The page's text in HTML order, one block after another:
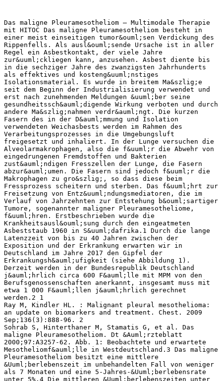
Das maligne Pleuramesotheliom – Multimodale Therapie
mit HITOC Das maligne Pleuramesotheliom besteht in
einer meist einseitigen tumor&ouml;sen Verdickung des
Rippenfells. Als ausl&ouml;sende Ursache ist in aller
Regel ein Asbestkontakt, der viele Jahre
zur&uuml;ckliegen kann, anzusehen. Asbest diente bis
in die sechziger Jahre des zwanzigsten Jahrhunderts
als effektives und kosteng&uuml;nstiges
Isolationsmaterial. Es wurde in breitem Ma&szlig;e
seit dem Beginn der Industrialisierung verwendet und
erst nach zunehmenden Meldungen &uuml;ber seine
gesundheitssch&auml;digende Wirkung verboten und durch
andere Ma&szlig;nahmen verdr&auml;ngt. Die kurzen
Fasern des in der D&auml;mmung und Isolation
verwendeten Weichasbests werden im Rahmen des
Verarbeitungsprozesses in die Umgebungsluft
freigesetzt und inhaliert. In der Lunge versuchen die
Alveolarmakrophagen, also die f&uuml;r die Abwehr von
eingedrungenen Fremdstoffen und Bakterien
zust&auml;ndigen Fresszellen der Lunge, die Fasern
abzur&auml;umen. Die Fasern sind jedoch f&uuml;r die
Makrophagen zu gro&szlig;, so dass diese beim
Fressprozess scheitern und sterben. Das f&uuml;hrt zur
Freisetzung von Entz&uuml;ndungsmediatoren, die im
Verlauf von Jahrzehnten zur Entstehung b&ouml;sartiger
Tumore, sogenannter maligner Pleuramesotheliome,
f&uuml;hren. Erstbeschrieben wurde die
Krankheitsausl&ouml;sung durch den eingeatmeten
Asbeststaub 1960 in S&uuml;dafrika.1 Durch die lange
Latenzzeit von bis zu 40 Jahren zwischen der
Exposition und der Erkrankung erwarten wir in
Deutschland im Jahre 2017 den Gipfel der
Erkrankungsh&auml;ufigkeit (siehe Abbildung 1).
Derzeit werden in der Bundesrepublik Deutschland
j&auml;hrlich circa 600 F&auml;lle mit MPM von den
Berufsgenossenschaften anerkannt, insgesamt muss mit
etwa 1 000 F&auml;llen j&auml;hrlich gerechnet
werden.2 1
Ray M, Kindler HL. : Malignant pleural mesothelioma:
an update on biomarkers and treatment. Chest. 2009
Sep;136(3):888‐96. 2
Sohrab S, Hinterthaner M, Stamatis G, et al. Das
maligne Pleuramesotheliom. Dt &Auml;rzteblatt
2000;97:A3257‐62. Abb. 1: Beobachtete und erwartete
Mesotheliomf&auml;lle in Westdeutschland.3 Das maligne
Pleuramesotheliom besitzt eine mittlere
&Uuml;berlebenszeit im unbehandelten Fall von weniger
als 7 Monaten und eine 5‐Jahres‐&Uuml;berlebensrate
unter 5%.4 Die mittleren &Uuml;berlebenszeiten unter